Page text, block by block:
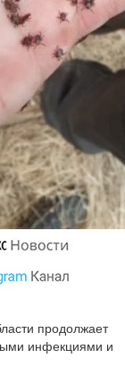
продолжает
инфекциями и